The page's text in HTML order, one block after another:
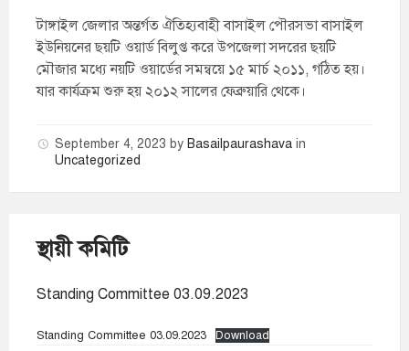
টাঙ্গাইল জেলার অন্তর্গত ঐতিহ্যবাহী বাসাইল পৌরসভা বাসাইল
ইউনিয়নের ছয়টি ওয়ার্ড বিলুপ্ত করে উপজেলা সদরের ছয়টি
মৌজার মধ্যে নয়টি ওয়ার্ডের সমন্বয়ে ১৫ মার্চ ২০১১, গঠিত হয়।
যার কার্যক্রম শুরু হয় ২০১২ সালের ফেব্রুয়ারি থেকে।
September 4, 2023 by Basailpaurashava in
Uncategorized
স্থায়ী কমিটি
Standing Committee 03.09.2023
Standing Committee 03.09.2023 Download